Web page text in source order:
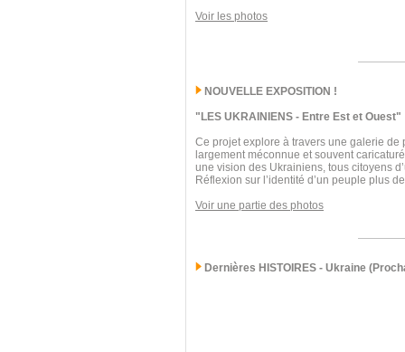
Voir les photos
NOUVELLE EXPOSITION !
"LES UKRAINIENS - Entre Est et Ouest"
Ce projet explore à travers une galerie de
largement méconnue et souvent
une vision des Ukrainiens, tous citoyens
Réflexion sur l’identité d’un peuple plus
Voir une partie des photos
Dernières HISTOIRES - Ukraine